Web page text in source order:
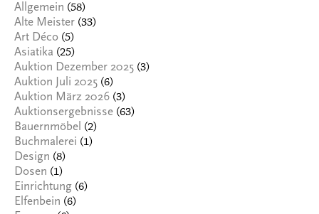
Allgemein (58)
Alte Meister (33)
Art Déco (5)
Asiatika (25)
Auktion Dezember 2025 (3)
Auktion Juli 2025 (6)
Auktion März 2026 (3)
Auktionsergebnisse (63)
Bauernmöbel (2)
Buchmalerei (1)
Design (8)
Dosen (1)
Einrichtung (6)
Elfenbein (6)